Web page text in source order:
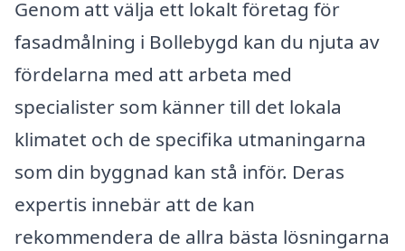
Genom att välja ett lokalt företag för
fasadmålning i Bollebygd kan du njuta av
fördelarna med att arbeta med
specialister som känner till det lokala
klimatet och de specifika utmaningarna
som din byggnad kan stå inför. Deras
expertis innebär att de kan
rekommendera de allra bästa lösningarna